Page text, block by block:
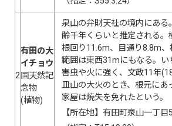
2
有田の大
イチョウ
国天然記
念物
(植物)
泉山の弁財天社の境内にある
齢千年くらいと推定される。
根回り11.6m、目通り8.8m、
範囲は東西31mにもなる。い
害虫や火に強く、文政11年
皿山の大火のとき、根元にあ
家屋は焼失を免れたという。
【所在地】有田町泉山一丁目